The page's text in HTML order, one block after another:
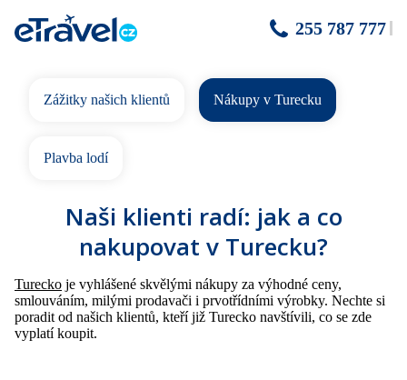
255 787 777
Zážitky našich klientů Nákupy v Turecku
Plavba lodí
Naši klienti radí: jak a co
nakupovat v Turecku?
Turecko je vyhlášené skvělými nákupy za výhodné ceny,
smlouváním, milými prodavači i prvotřídními výrobky. Nechte si
poradit od našich klientů, kteří již Turecko navštívili, co se zde
vyplatí koupit.